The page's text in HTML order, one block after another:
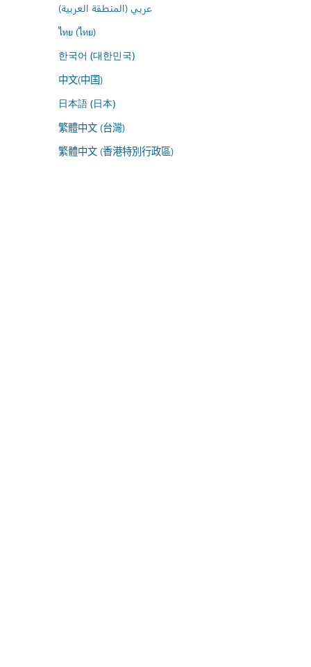
عربي (المنطقة العربية)
ไทย (ไทย)
한국어 (대한민국)
中文(中国)
日本語 (日本)
繁體中文 (台灣)
繁體中文 (香港特別行政區)